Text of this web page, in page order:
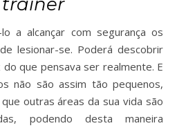
a alcançar com segurança os
lesionar-se. Poderá descobrir
que pensava ser realmente. E
não são assim tão pequenos,
outras áreas da sua vida são
podendo desta maneira